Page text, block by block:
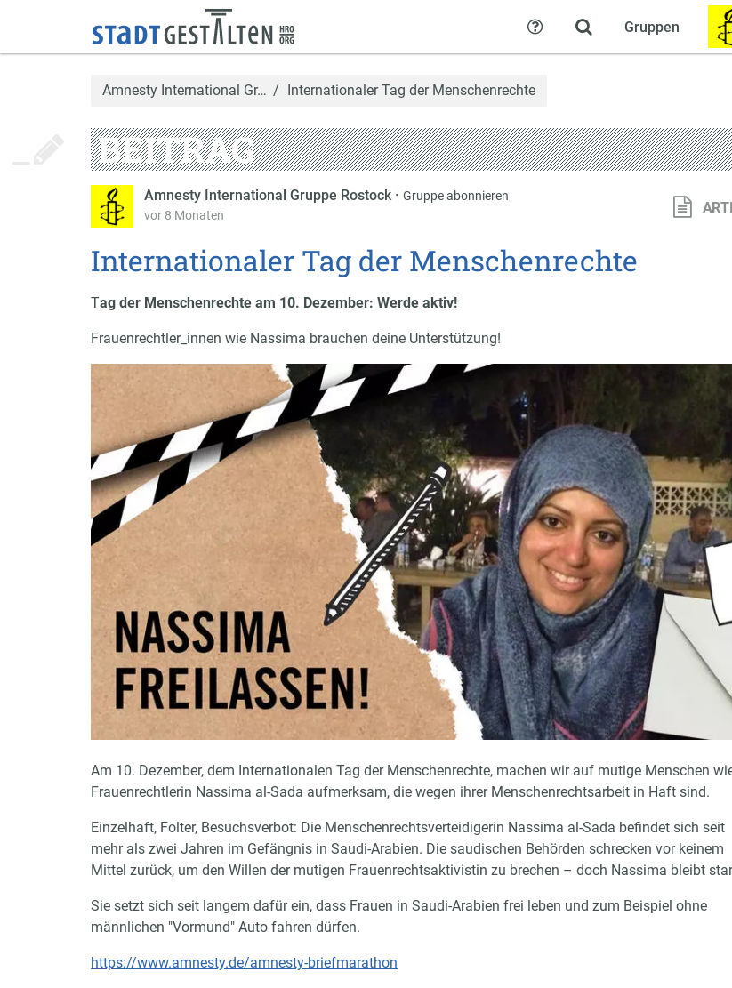
Gruppen
Hilfe
Amnesty International Gr… Internationaler Tag der Menschenrechte
BEITRAG
Amnesty International Gruppe Rostock · Gruppe abonnieren
vor 8 Monaten
Internationaler Tag der Menschenrechte
Tag der Menschenrechte am 10. Dezember: Werde aktiv!
Frauenrechtler_innen wie Nassima brauchen deine Unterstützung!
Am 10. Dezember, dem Internationalen Tag der Menschenrechte, machen wir auf mutige Menschen
Frauenrechtlerin Nassima al-Sada aufmerksam, die wegen ihrer Menschenrechtsarbeit in Haft sind.
Einzelhaft, Folter, Besuchsverbot: Die Menschenrechtsverteidigerin Nassima al-Sada befindet sich seit
mehr als zwei Jahren im Gefängnis in Saudi-Arabien. Die saudischen Behörden schrecken vor keinem
Mittel zurück, um den Willen der mutigen Frauenrechtsaktivistin zu brechen – doch Nassima bleibt
Sie setzt sich seit langem dafür ein, dass Frauen in Saudi-Arabien frei leben und zum Beispiel ohne
männlichen "Vormund" Auto fahren dürfen.
https://www.amnesty.de/amnesty-briefmarathon